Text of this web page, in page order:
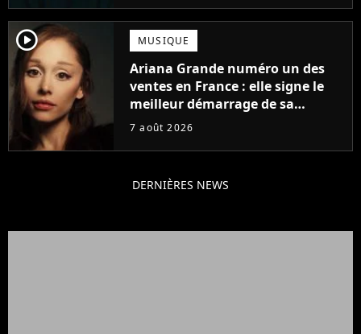
player2 MUSIQUE
Ariana Grande numéro un des
ventes en France : elle signe le
meilleur démarrage de sa
carrière avec son album Petal
7 août 2026
DERNIÈRES NEWS